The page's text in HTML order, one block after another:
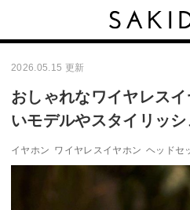
2026.05.15 更新
おしゃれなワイヤレス
いモデルやスタイリッ
イヤホン ワイヤレスイヤホン ヘッドセ